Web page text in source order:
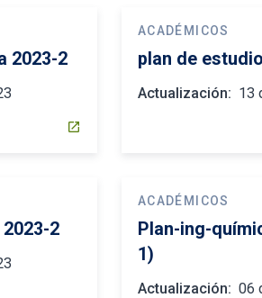
2023-2
open_in_new
ACADÉMICOS
plan de
Actualización: 13
2
ACADÉMICOS
Plan-ing-
1)
Actualización: 06